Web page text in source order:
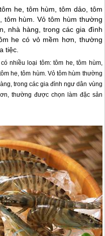
he, tôm hùm, tôm dảo, tôm
hùm. Vỏ tôm hùm thường
nhà hàng, trong các gia đình
he có vỏ mềm hơn, thường
tiệc.
nhiều loại tôm: tôm he, tôm hùm,
he, tôm hùm. Vỏ tôm hùm thường
trong các gia đình ngư dân vùng
thường được chọn làm đặc sản